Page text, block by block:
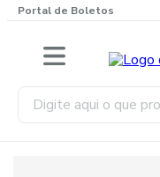
Portal de Boletos
Digite aqui o que procura